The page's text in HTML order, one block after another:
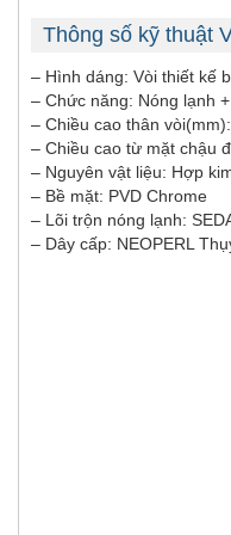
Thông số kỹ thuật
– Hình dáng: Vòi thiết kế
– Chức năng: Nóng lạnh
– Chiều cao thân
– Chiều cao từ mặt chậu
– Nguyên vật liệu: Hợp
– Bề mặt: PVD Chrome
– Lõi trộn nóng lạnh:
– Dây cấp: NEOPERL